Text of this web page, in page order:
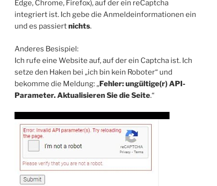
Edge, Chrome, Firefox), auf der ein reCaptcha
integriert ist. Ich gebe die Anmeldeinformationen ein
und es passiertnichts.
Anderes Besispiel:
Ich rufe eine Website auf, auf der ein Captcha ist. Ich
setze den Haken bei „ich bin kein Roboter“ und
bekomme die Meldung: „Fehler: ungültige(r) API-
Parameter. Aktualisieren Sie die Seite.“